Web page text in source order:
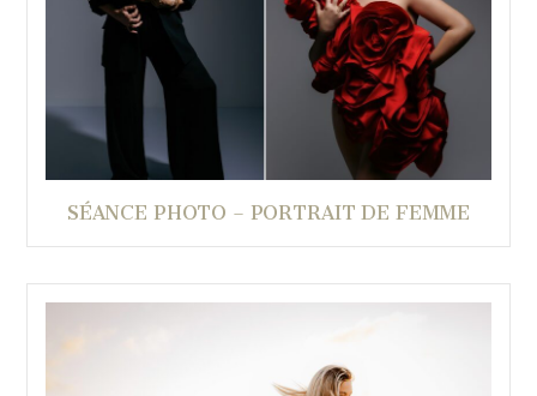
SÉANCE PHOTO – PORTRAIT DE FEMME